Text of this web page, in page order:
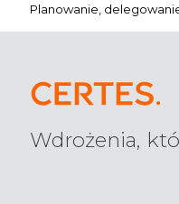
Planowanie,
Wdrożenia,